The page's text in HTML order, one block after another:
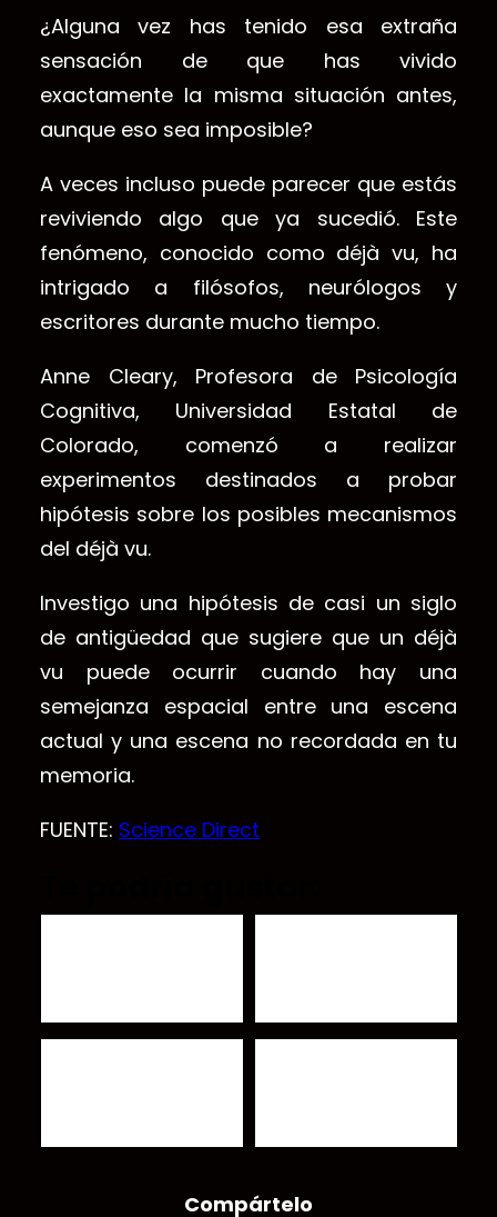
¿Alguna vez has tenido esa extraña
sensación de que has vivido
exactamente la misma situación antes,
aunque eso sea imposible?
A veces incluso puede parecer que estás
reviviendo algo que ya sucedió. Este
fenómeno, conocido como déjà vu, ha
intrigado a filósofos, neurólogos y
escritores durante mucho tiempo.
Anne Cleary, Profesora de Psicología
Cognitiva, Universidad Estatal de
Colorado, comenzó a realizar
experimentos destinados a probar
hipótesis sobre los posibles mecanismos
del déjà vu.
Investigo una hipótesis de casi un siglo
de antigüedad que sugiere que un déjà
vu puede ocurrir cuando hay una
semejanza espacial entre una escena
actual y una escena no recordada en tu
memoria.
FUENTE: Science Direct
jugar Ping Pon…
Compártelo